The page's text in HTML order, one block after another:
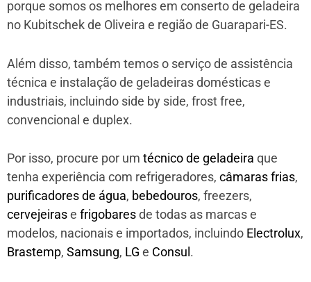
porque somos os melhores em conserto de geladeira
no Kubitschek de Oliveira e região de Guarapari-ES.
Além disso, também temos o serviço de assistência
técnica e instalação de geladeiras domésticas e
industriais, incluindo side by side, frost free,
convencional e duplex.
Por isso, procure por um técnico de geladeira que
tenha experiência com refrigeradores, câmaras frias,
purificadores de água, bebedouros, freezers,
cervejeirase frigobaresde todas as marcas e
modelos, nacionais e importados, incluindo Electrolux,
Brastemp, Samsung, LG e Consul .